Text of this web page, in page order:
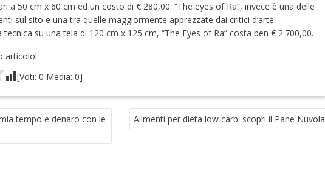
a 50 cm x 60 cm ed un costo di € 280,00. “The eyes of Ra”, invece è una delle
sul sito e una tra quelle maggiormente apprezzate dai critici d’arte.
su una tela di 120 cm x 125 cm, “The Eyes of Ra” costa ben € 2.700,00.
articolo!
[Voti: 0 Media: 0]
tempo e denaro con le
Alimenti per dieta low carb: scopri il Pane Nuvola